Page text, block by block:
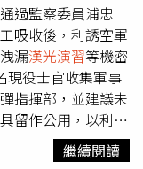
國防安全研究院」
Research，
的台灣人認為中國
期警告的「威脅迫
京正計劃在2027
一句話：「備戰才
而是行使自我防衛
劃明年將國防預算
過監察委員浦忠
吸收後，利誘空軍
漏漢光演習等機密
現役士官收集軍事
指揮部，並建議未
留作公用，以利我
涉機密文件，故不
調查發現，空軍防
繼續閱讀